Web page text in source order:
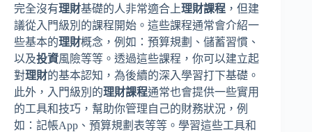
完全沒有理財基礎的人非常適合上理財課程 ，但建
議從入門級別的課程開始。這些課程通常會介紹一
些基本的理財概念，例如：預算規劃、儲蓄習慣、
以及投資風險等等。透過這些課程，你可以建立起
對理財的基本認知，為後續的深入學習打下基礎。
此外，入門級別的理財課程通常也會提供一些實用
的工具和技巧，幫助你管理自己的財務狀況，例
如：記帳App、預算規劃表等等。學習這些工具和